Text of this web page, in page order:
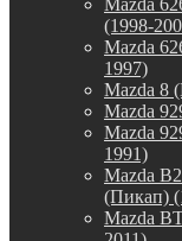
(1998-
Mazda
1997)
Mazda 8
Mazda
Mazda
1991)
Mazda
(Пикап)
Mazda